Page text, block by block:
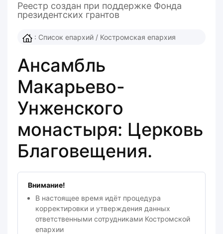
Реестр создан при поддержке Фонда
президентcких грантов
: Список епархий / Костромская епархия
Ансамбль
Макарьево-
Унженского
монастыря: Церковь
Благовещения.
Внимание!
В настоящее время идёт процедура
корректировки и утверждения данных
ответственными сотрудниками Костромской
епархии